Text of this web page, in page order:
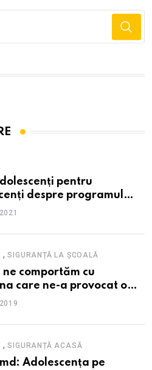
pentru
despre programul
,SIGURANȚĂ LA ȘCOALĂ
ne comportăm cu
care ne-a provocat o
,SIGURANȚĂ ACASĂ
Adolescența pe